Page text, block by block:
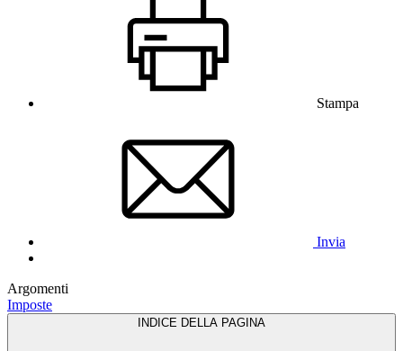
Stampa
Invia
Argomenti
Imposte
INDICE DELLA PAGINA